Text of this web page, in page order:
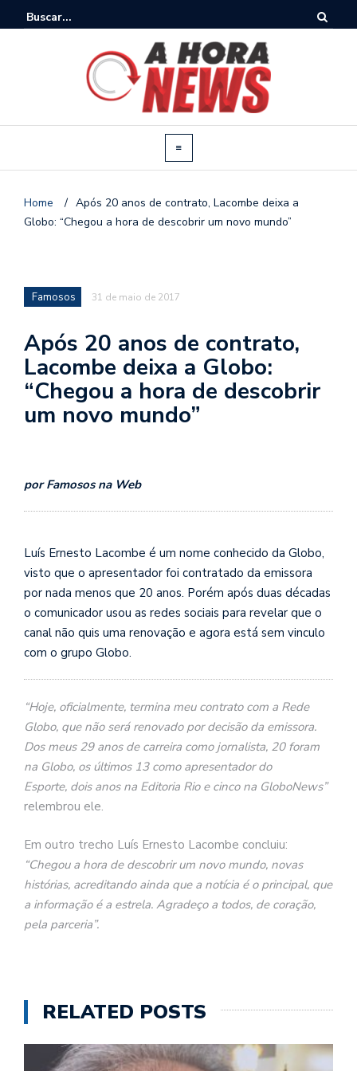
Home / Após 20 anos de contrato, Lacombe deixa a
Globo: “Chegou a hora de descobrir um novo mundo”
Famosos 31 de maio de 2017
Após 20 anos de contrato,
Lacombe deixa a Globo:
“Chegou a hora de descobrir
um novo mundo”
por Famosos na Web
Luís Ernesto Lacombe é um nome conhecido da Globo,
visto que o apresentador foi contratado da emissora
por nada menos que 20 anos. Porém após duas décadas
o comunicador usou as redes sociais para revelar que o
canal não quis uma renovação e agora está sem vinculo
com o grupo Globo.
“Hoje, oficialmente, termina meu contrato com a Rede
Globo, que não será renovado por decisão da emissora.
Dos meus 29 anos de carreira como jornalista, 20 foram
na Globo, os últimos 13 como apresentador do
Esporte, dois anos na Editoria Rio e cinco na GloboNews”
relembrou ele.
Em outro trecho Luís Ernesto Lacombe concluiu:
“Chegou a hora de descobrir um novo mundo, novas
histórias, acreditando ainda que a notícia é o principal, que
a informação é a estrela. Agradeço a todos, de coração,
pela parceria”.
RELATED POSTS